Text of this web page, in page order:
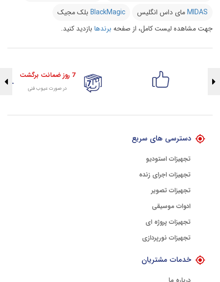
MIDASمای داس انگلیس BlackMagic بلک مجیک
جهت مشاهده لیست کامل، از صفحه برندها بازدید کنید.
7 روز ضمانت برگشت
در صورت عیوب فنی
دسترسی های سریع
تجهیزات استودیو
تجهیزات اجرای زنده
تجهیزات تصویر
ادوات موسیقی
تجهیزات پروژه ای
تجهیزات نورپردازی
خدمات مشتریان